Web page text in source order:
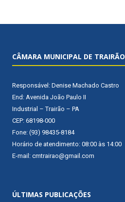
CÂMARA MUNICIPAL DE TRAIRÃO
Responsável: Denise Machado Castro
End: Avenida João Paulo II
Industrial – Trairão – PA
CEP: 68198-000
Fone: (93) 98435-8184
Horário de atendimento: 08:00 às 14:00
E-mail: cmtrairao@gmail.com
ÚLTIMAS PUBLICAÇÕES